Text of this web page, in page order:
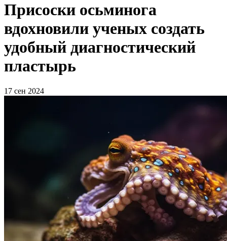
Присоски осьминога
вдохновили ученых создать
удобный диагностический
пластырь
17 сен 2024